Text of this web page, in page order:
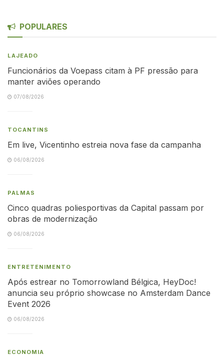
POPULARES
LAJEADO
Funcionários da Voepass citam à PF pressão para
manter aviões operando
07/08/2026
TOCANTINS
Em live, Vicentinho estreia nova fase da campanha
06/08/2026
PALMAS
Cinco quadras poliesportivas da Capital passam por
obras de modernização
06/08/2026
ENTRETENIMENTO
Após estrear no Tomorrowland Bélgica, HeyDoc!
anuncia seu próprio showcase no Amsterdam Dance
Event 2026
06/08/2026
ECONOMIA